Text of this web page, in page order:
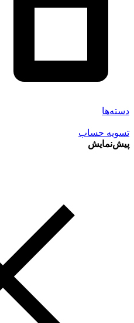
دسته‌ها
تسویه حساب
پیش‌نمایش